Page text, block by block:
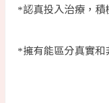
*認真投入治療，
*擁有能區分真實